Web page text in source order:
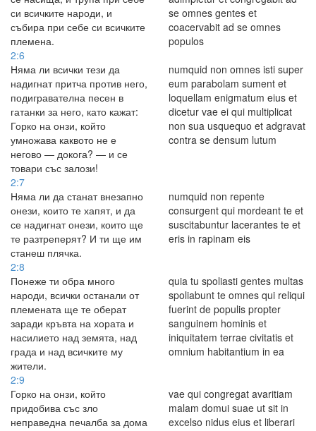
си всичките народи, и
събира при себе си всичките
племена.
se omnes gentes et
coacervabit ad se omnes
populos
2:6
Няма ли всички тези да
надигнат притча против него,
подигравателна песен в
гатанки за него, като кажат:
Горко на онзи, който
умножава каквото не е
негово — докога? — и се
товари със залози!
numquid non omnes isti super
eum parabolam sument et
loquellam enigmatum eius et
dicetur vae ei qui multiplicat
non sua usquequo et adgravat
contra se densum lutum
2:7
Няма ли да станат внезапно
онези, които те хапят, и да
се надигнат онези, които ще
те разтреперят? И ти ще им
станеш плячка.
numquid non repente
consurgent qui mordeant te et
suscitabuntur lacerantes te et
eris in rapinam eis
2:8
Понеже ти обра много
народи, всички останали от
племената ще те оберат
заради кръвта на хората и
насилието над земята, над
града и над всичките му
жители.
quia tu spoliasti gentes multas
spoliabunt te omnes qui reliqui
fuerint de populis propter
sanguinem hominis et
iniquitatem terrae civitatis et
omnium habitantium in ea
2:9
Горко на онзи, който
придобива със зло
неправедна печалба за дома
vae qui congregat avaritiam
malam domui suae ut sit in
excelso nidus eius et liberari